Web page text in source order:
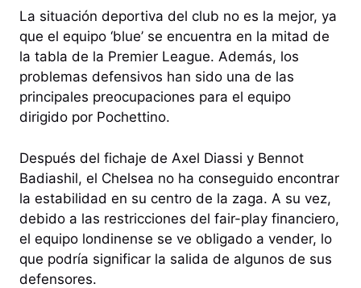
La situación deportiva del club no es la mejor, ya
que el equipo ‘blue’ se encuentra en la mitad de
la tabla de la Premier League. Además, los
problemas defensivos han sido una de las
principales preocupaciones para el equipo
dirigido por Pochettino.
Después del fichaje de Axel Diassi y Bennot
Badiashil, el Chelsea no ha conseguido encontrar
la estabilidad en su centro de la zaga. A su vez,
debido a las restricciones del fair-play financiero,
el equipo londinense se ve obligado a vender, lo
que podría significar la salida de algunos de sus
defensores.